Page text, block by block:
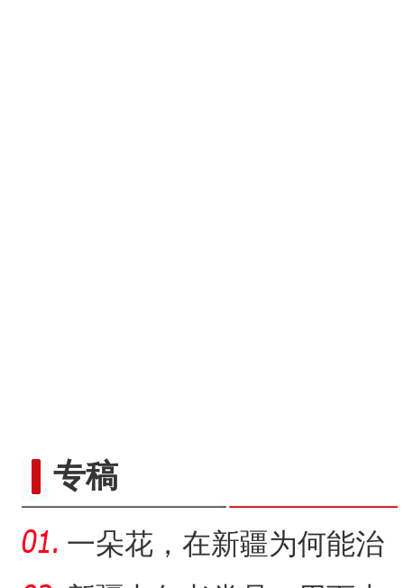
专稿
一朵花，在新疆为何能治